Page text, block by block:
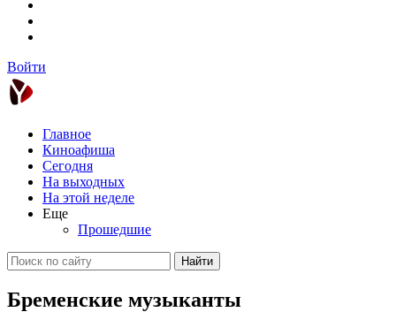
Войти
Главное
Киноафиша
Сегодня
На выходных
На этой неделе
Еще
Прошедшие
Найти
Бременские музыканты